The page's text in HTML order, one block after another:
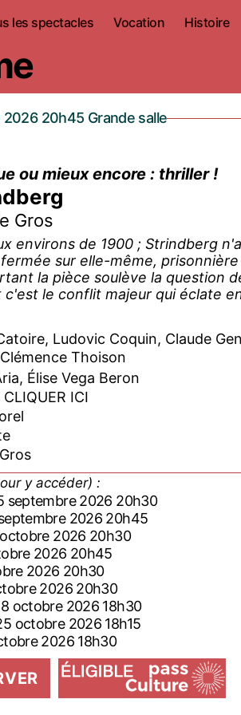
les spectacles Vocation Histoire
2026 20h45 Grande salle
ou mieux encore : thriller !
Gros
environs de 1900 ; Strindberg
sur elle-même,
la pièce soulève la question
le conflit majeur qui éclate
Ludovic Coquin, Claude
Thoison
Élise Vega Beron
CLIQUER ICI
pour y accéder) :
25 septembre 2026 20h30
26 septembre 2026 20h45
2 octobre 2026 20h30
6 octobre 2026 20h45
8 octobre 2026 20h30
13 octobre 2026 20h30
18 octobre 2026 18h30
25 octobre 2026 18h15
27 octobre 2026 18h30